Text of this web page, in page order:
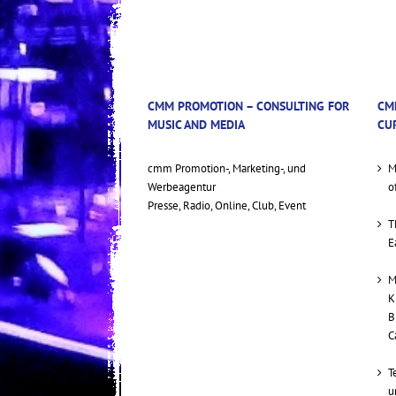
CMM PROMOTION – CONSULTING FOR
MUSIC AND MEDIA
cmm Promotion-, Marketing-, und
Werbeagentur
Presse, Radio, Online, Club, Event